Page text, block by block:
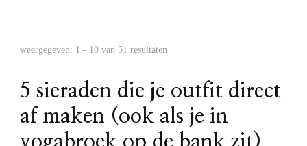
weergegeven: 1 - 10 van 51 resultaten
5 sieraden die je outfit direct
af maken (ook als je in
yogabroek op de bank zit)